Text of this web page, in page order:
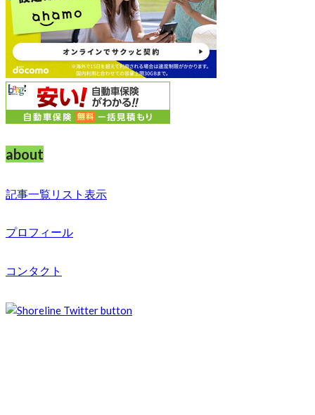
about
記事一覧リスト表示
プロフィール
コンタクト